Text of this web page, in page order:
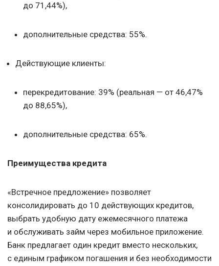
до 71,44%),
дополнительные средства: 55%.
Действующие клиенты:
перекредитование: 39% (реальная — от 46,47%
до 88,65%),
дополнительные средства: 65%.
Преимущества кредита
«Встречное предложение» позволяет
консолидировать до 10 действующих кредитов,
выбрать удобную дату ежемесячного платежа
и обслуживать займ через мобильное приложение.
Банк предлагает один кредит вместо нескольких,
с единым графиком погашения и без необходимости